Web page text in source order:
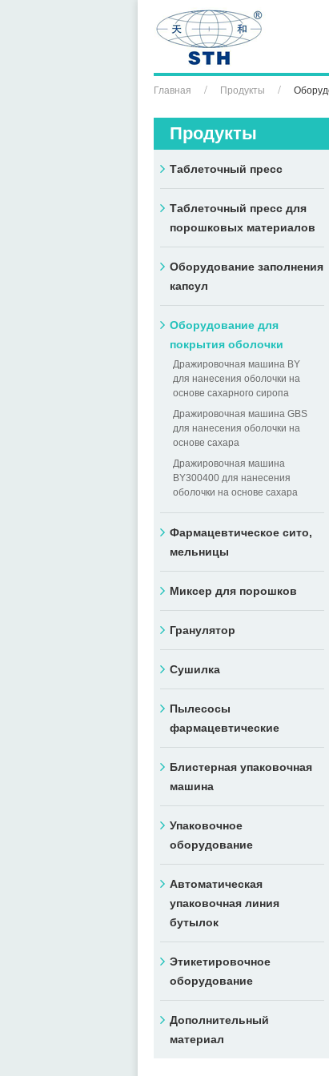
Главная Продукты
Продукты
Таблеточный пресс
Таблеточный пресс для
порошковых материалов
Оборудование заполнения
капсул
Оборудование для
покрытия оболочки
Дражировочная машина BY
для нанесения оболочки на
основе сахарного сиропа
Дражировочная машина GBS
для нанесения оболочки на
основе сахара
Дражировочная машина
BY300400 для нанесения
оболочки на основе сахара
Фармацевтическое сито,
мельницы
Миксер для порошков
Гранулятор
Сушилка
Пылесосы
фармацевтические
Блистерная упаковочная
машина
Упаковочное
оборудование
Автоматическая
упаковочная линия
бутылок
Этикетировочное
оборудование
Дополнительный
материал